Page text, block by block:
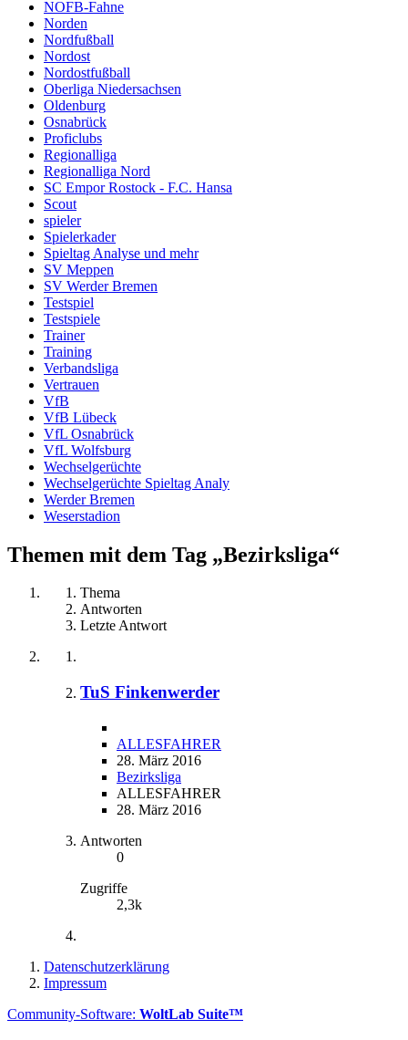
NOFB-Fahne
Norden
Nordfußball
Nordost
Nordostfußball
Oberliga Niedersachsen
Oldenburg
Osnabrück
Proficlubs
Regionalliga
Regionalliga Nord
SC Empor Rostock - F.C. Hansa
Scout
spieler
Spielerkader
Spieltag Analyse und mehr
SV Meppen
SV Werder Bremen
Testspiel
Testspiele
Trainer
Training
Verbandsliga
Vertrauen
VfB
VfB Lübeck
VfL Osnabrück
VfL Wolfsburg
Wechselgerüchte
Wechselgerüchte Spieltag Analy
Werder Bremen
Weserstadion
Themen mit dem Tag „Bezirksliga“
Thema
Antworten
Letzte Antwort
TuS Finkenwerder
ALLESFAHRER
28. März 2016
Bezirksliga
ALLESFAHRER
28. März 2016
Antworten
0
Zugriffe
2,3k
Datenschutzerklärung
Impressum
Community-Software: WoltLab Suite™